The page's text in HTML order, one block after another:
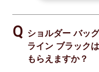
ショルダー バッ
ライン ブラック
もらえますか？